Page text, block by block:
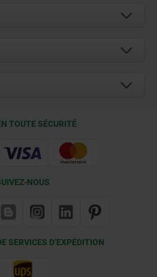
TOUTE SÉCURITÉ
NOUS
SERVICES D’EXPÉDITION